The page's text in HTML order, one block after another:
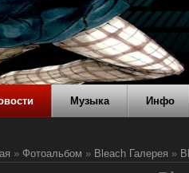
Музыка Инфо
» Фотоальбом » Bleach Галерея »